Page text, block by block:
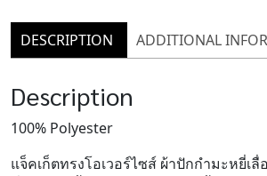
DESCRIPTION ADDITIONAL
Description
100% Polyester
แจ็คเก็ตทรงโอเวอร์ไซส์ ผ้าปักกำมะหยี่เลื่